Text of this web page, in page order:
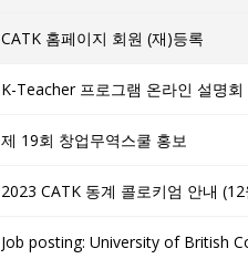
CATK 홈페이지 회원 (재)등록
K-Teacher 프로그램 온라인 설명
제 19회 창업무역스쿨 홍보
2023 CATK 동계 콜로키엄 안내
Job posting: University of British